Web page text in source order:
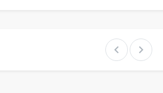
chevron_left chevron_right